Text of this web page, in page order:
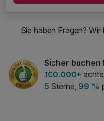
Sie haben Fragen? Wir
Sicher buchen
100.000+
5 Sterne, 99 %